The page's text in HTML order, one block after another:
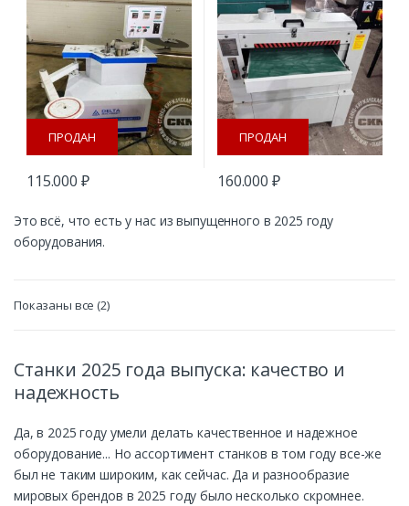
ПРОДАН
115.000 ₽
ПРОДАН
160.000 ₽
Это всё, что есть у нас из выпущенного в 2025 году
оборудования.
Показаны все (2)Сортировка:
самые
Станки 2025 года выпуска: качество и
надежность
Да, в 2025 году умели делать качественное и надежное
оборудование... Но ассортимент станков в том году все-же
был не таким широким, как сейчас. Да и разнообразие
мировых брендов в 2025 году было несколько скромнее.